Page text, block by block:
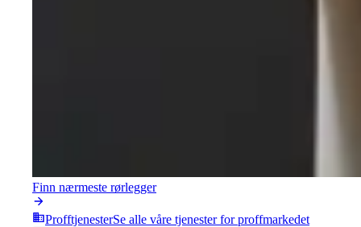
Finn nærmeste rørlegger
ProfftjenesterSe alle våre tjenester for proffmarkedet